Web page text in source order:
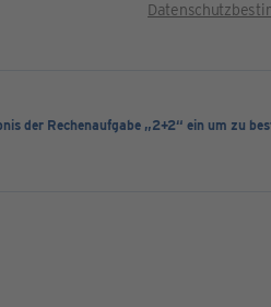
der Rechenaufgabe „2+2“ ein um zu